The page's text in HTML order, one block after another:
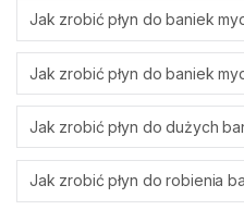
Jak zrobić płyn do baniek
Jak zrobić płyn do baniek
Jak zrobić płyn do dużych
Jak zrobić płyn do robienia